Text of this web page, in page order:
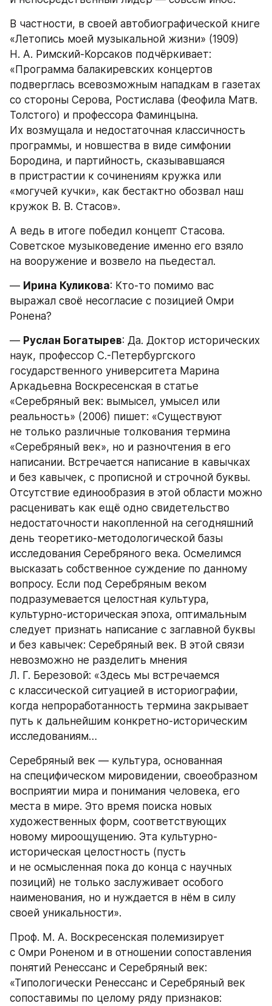
В частности, в своей автобиографической книге
«Летопись моей музыкальной жизни» (1909)
Н. А. Римский-Корсаков подчёркивает:
«Программа балакиревских концертов
подверглась всевозможным нападкам в газетах
со стороны Серова, Ростислава (Феофила Матв.
Толстого) и профессора Фаминцына.
Их возмущала и недостаточная классичность
программы, и новшества в виде симфонии
Бородина, и партийность, сказывавшаяся
в пристрастии к сочинениям кружка или
«могучей кучки», как бестактно обозвал наш
кружок В. В. Стасов».
А ведь в итоге победил концепт Стасова.
Советское музыковедение именно его взяло
на вооружение и возвело на пьедестал.
— Ирина Куликова: Кто-то помимо вас
выражал своё несогласие с позицией Омри
Ронена?
— Руслан Богатырев: Да. Доктор исторических
наук, профессор С.-Петербургского
государственного университета Марина
Аркадьевна Воскресенская в статье
«Серебряный век: вымысел, умысел или
реальность» (2006) пишет: «Существуют
не только различные толкования термина
«Серебряный век», но и разночтения в его
написании. Встречается написание в кавычках
и без кавычек, с прописной и строчной буквы.
Отсутствие единообразия в этой области можно
расценивать как ещё одно свидетельство
недостаточности накопленной на сегодняшний
день теоретико-методологической базы
исследования Серебряного века. Осмелимся
высказать собственное суждение по данному
вопросу. Если под Серебряным веком
подразумевается целостная культура,
культурно-историческая эпоха, оптимальным
следует признать написание с заглавной буквы
и без кавычек: Серебряный век. В этой связи
невозможно не разделить мнения
Л. Г. Березовой: «Здесь мы встречаемся
с классической ситуацией в историографии,
когда непроработанность термина закрывает
путь к дальнейшим конкретно-историческим
исследованиям…
Серебряный век — культура, основанная
на специфическом мировидении, своеобразном
восприятии мира и понимания человека, его
места в мире. Это время поиска новых
художественных форм, соответствующих
новому мироощущению. Эта культурно-
историческая целостность (пусть
и не осмысленная пока до конца с научных
позиций) не только заслуживает особого
наименования, но и нуждается в нём в силу
своей уникальности».
Проф. М. А. Воскресенская полемизирует
с Омри Роненом и в отношении сопоставления
понятий Ренессанс и Серебряный век:
«Типологически Ренессанс и Серебряный век
сопоставимы по целому ряду признаков: